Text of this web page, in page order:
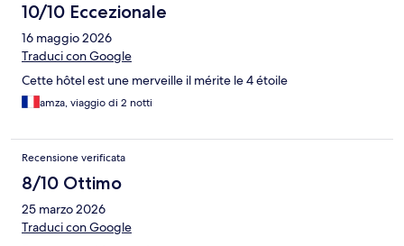
10/10 Eccezionale
16 maggio 2026
Traduci con Google
Cette hôtel est une merveille il mérite le 4 étoile
amza, viaggio di 2 notti
Recensione verificata
8/10 Ottimo
25 marzo 2026
Traduci con Google